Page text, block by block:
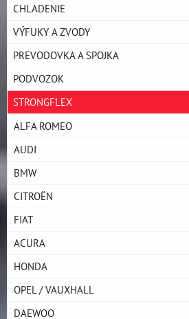
CHLADENIE
VÝFUKY A ZVODY
PREVODOVKA A SPOJKA
PODVOZOK
STRONGFLEX
ALFA ROMEO
AUDI
BMW
CITROËN
FIAT
ACURA
HONDA
OPEL / VAUXHALL
DAEWOO